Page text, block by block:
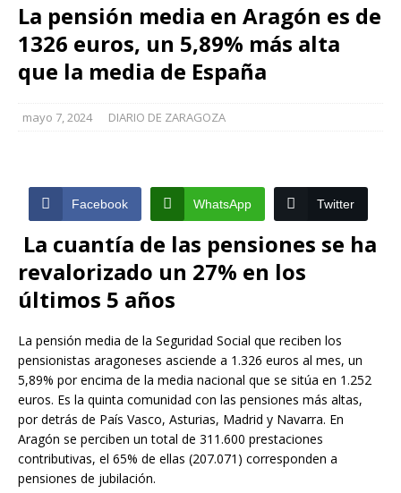
La pensión media en Aragón es de
1326 euros, un 5,89% más alta
que la media de España
mayo 7, 2024 DIARIO DE ZARAGOZA
Facebook WhatsApp Twitter
La cuantía de las pensiones se ha
revalorizado un 27% en los
últimos 5 años
La pensión media de la Seguridad Social que reciben los
pensionistas aragoneses asciende a 1.326 euros al mes, un
5,89% por encima de la media nacional que se sitúa en 1.252
euros. Es la quinta comunidad con las pensiones más altas,
por detrás de País Vasco, Asturias, Madrid y Navarra. En
Aragón se perciben un total de 311.600 prestaciones
contributivas, el 65% de ellas (207.071) corresponden a
pensiones de jubilación.